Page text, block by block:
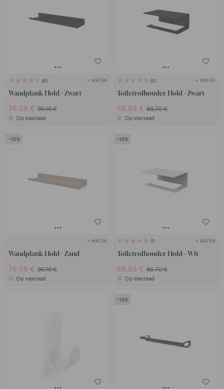
6 + MATEN
Wandplank Hold - Zwart
76.59 € 90.10 €
Op voorraad
3 + MATEN
Toiletrolhouder Hold - Zwart
56.69 € 66.70 €
Op voorraad
15
+ MATEN
Wandplank Hold - Zand
76.59 € 90.10 €
Op voorraad
15
1 + MATEN
Toiletrolhouder Hold - Wit
56.69 € 66.70 €
Op voorraad
15